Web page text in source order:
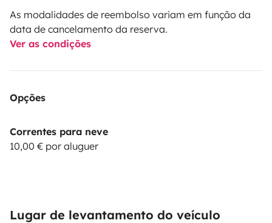
As modalidades de reembolso variam em função da
data de cancelamento da reserva.
Ver as condições
Opções
Correntes para neve
10,00 € por aluguer
Lugar de levantamento do veículo